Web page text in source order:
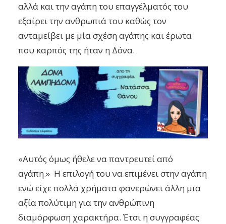
αλλά και την αγάπη του επαγγέλματός του
εξαίρει την ανθρωπιά του καθώς τον
ανταμείβει με μία σχέση αγάπης και έρωτα
που καρπός της ήταν η Δόνα.
«Αυτός όμως ήθελε να παντρευτεί από
αγάπη.» Η επιλογή του να επιμένει στην αγάπη
ενώ είχε πολλά χρήματα φανερώνει άλλη μια
αξία πολύτιμη για την ανθρώπινη
διαμόρφωση χαρακτήρα. Έτσι η συγγραφέας